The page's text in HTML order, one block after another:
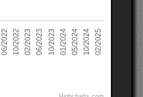
06/2022 10/2022 02/2023 06/2023 10/2023 01/2024 05/2024 10/2024 02/2025